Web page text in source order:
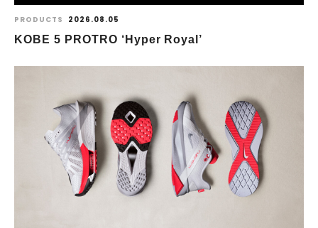
PRODUCTS 2026.08.05
KOBE 5 PROTRO ‘Hyper Royal’